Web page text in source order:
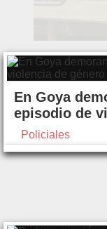
En Goya
episodio de
Policiales